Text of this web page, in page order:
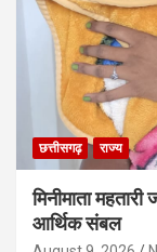
छत्तीसगढ़ राज्य
मिनीमाता
आर्थिक संबल